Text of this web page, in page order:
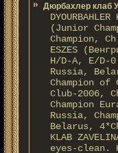
Дюрбахлер клаб
(Junior
Champion,
ESZES
H/D-A, E/D-
Russia,
Champion of
Club-2006,
Champion
Russia,
Belarus,
KLAB
eyes-clean.